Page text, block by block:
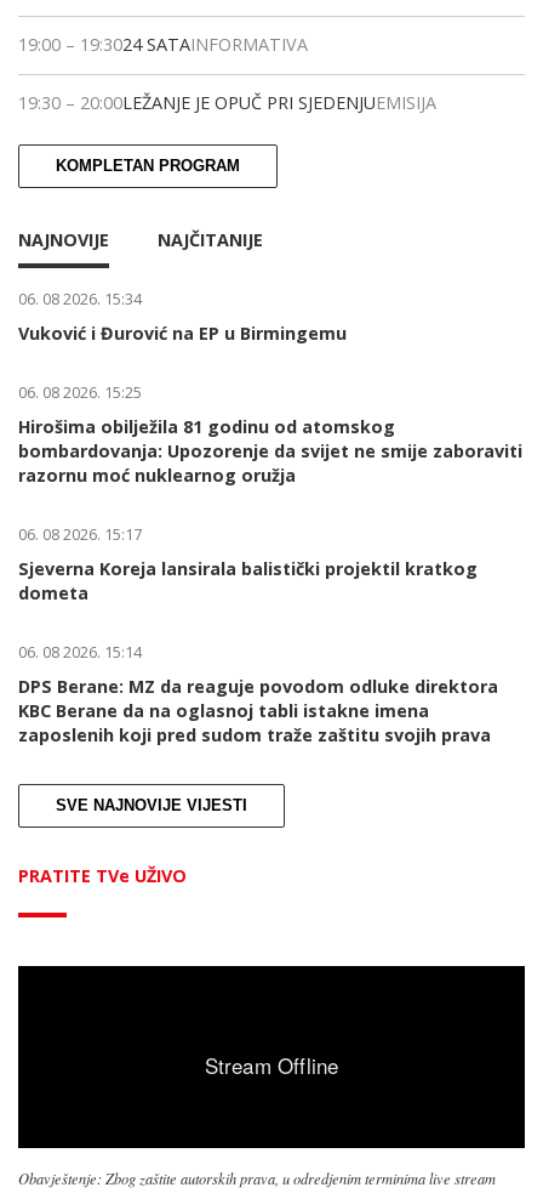
19:00 – 19:3024 SATAINFORMATIVA
19:30 – 20:00LEŽANJE JE OPUČ PRI SJEDENJUEMISIJA
KOMPLETAN PROGRAM
NAJNOVIJE NAJČITANIJE
06. 08 2026. 15:34
Vuković i Đurović na EP u Birmingemu
06. 08 2026. 15:25
Hirošima obilježila 81 godinu od atomskog
bombardovanja: Upozorenje da svijet ne smije zaboraviti
razornu moć nuklearnog oružja
06. 08 2026. 15:17
Sjeverna Koreja lansirala balistički projektil kratkog
dometa
06. 08 2026. 15:14
DPS Berane: MZ da reaguje povodom odluke direktora
KBC Berane da na oglasnoj tabli istakne imena
zaposlenih koji pred sudom traže zaštitu svojih prava
SVE NAJNOVIJE VIJESTI
PRATITE TVe UŽIVO
Obavještenje: Zbog zaštite autorskih prava, u odredjenim terminima live stream